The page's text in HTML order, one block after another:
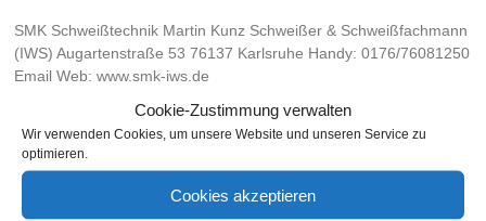
Cookie-Zustimmung verwalten
Wir verwenden Cookies, um unsere Website und unseren Service zu
optimieren.
Cookies akzeptieren
SMK Schweißtechnik Martin Kunz Schweißer & Schweißfachmann
(IWS) Augartenstraße 53 76137 Karlsruhe Handy: 0176/76081250
Email Web: www.smk-iws.de